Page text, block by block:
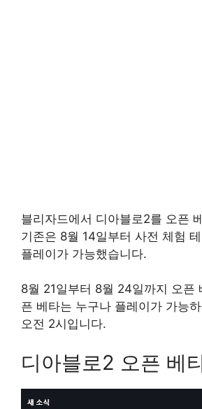
블리자드에서 디아블로2를 오픈
기존은 8월 14일부터 사전 체험
플레이가 가능했습니다.
8월 21일부터 8월 24일까지 오픈
픈 베타는 누구나 플레이가 가능
오전 2시입니다.
디아블로2 오픈 베